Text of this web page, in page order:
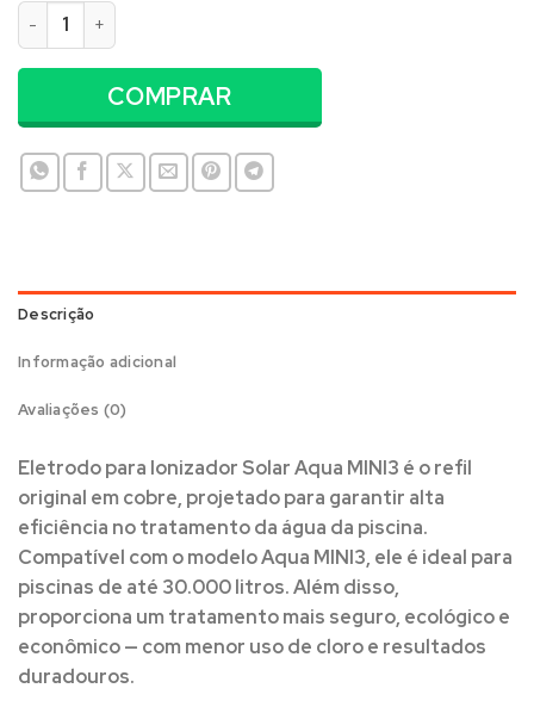
Eletrodo para Ionizador Solar Aqua MINI3 quantidade
COMPRAR
Descrição
Informação adicional
Avaliações (0)
Eletrodo para Ionizador Solar Aqua MINI3 é o refil
original em cobre, projetado para garantir alta
eficiência no tratamento da água da piscina.
Compatível com o modelo Aqua MINI3, ele é ideal para
piscinas de até 30.000 litros. Além disso,
proporciona um tratamento mais seguro, ecológico e
econômico — com menor uso de cloro e resultados
duradouros.